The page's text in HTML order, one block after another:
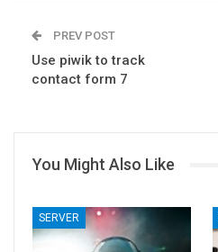
PREV POST
Use piwik to track
contact form 7
You Might Also Like
SERVER